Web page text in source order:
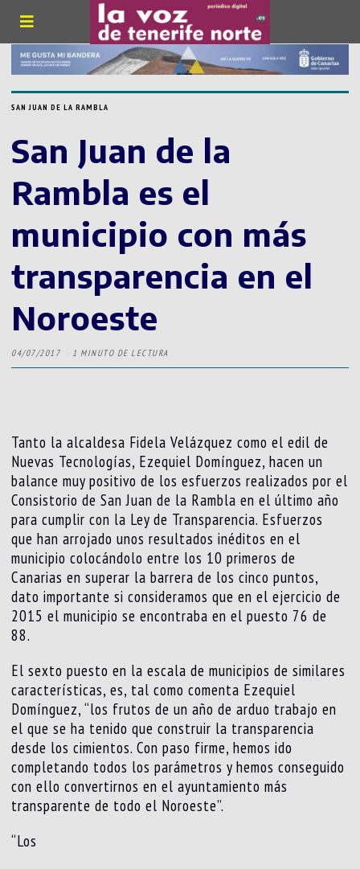
SAN JUAN DE LA RAMBLA
San Juan de la
Rambla es el
municipio con más
transparencia en el
Noroeste
04/07/2017 1 MINUTO DE LECTURA
Tanto la alcaldesa Fidela Velázquez como el edil de
Nuevas Tecnologías, Ezequiel Domínguez, hacen un
balance muy positivo de los esfuerzos realizados por el
Consistorio de San Juan de la Rambla en el último año
para cumplir con la Ley de Transparencia. Esfuerzos
que han arrojado unos resultados inéditos en el
municipio colocándolo entre los 10 primeros de
Canarias en superar la barrera de los cinco puntos,
dato importante si consideramos que en el ejercicio de
2015 el municipio se encontraba en el puesto 76 de
88.
El sexto puesto en la escala de municipios de similares
características, es, tal como comenta Ezequiel
Domínguez, “los frutos de un año de arduo trabajo en
el que se ha tenido que construir la transparencia
desde los cimientos. Con paso firme, hemos ido
completando todos los parámetros y hemos conseguido
con ello convertirnos en el ayuntamiento más
transparente de todo el Noroeste”.
“Los